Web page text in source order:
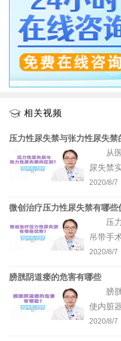
相关视频
压力性尿失禁与张力性尿失禁
从医
尿失禁
由于腹
各种各
量进一
力，当
可能会
嗽、打
胱并没
2020/8/7
微创治疗压力性尿失禁有哪些
压力
吊带手
需开腹
间短、
组织填
术后患
手术创
2020/8/7
膀胱阴道瘘的危害有哪些
膀胱
使内脏
常见的
2020/8/7